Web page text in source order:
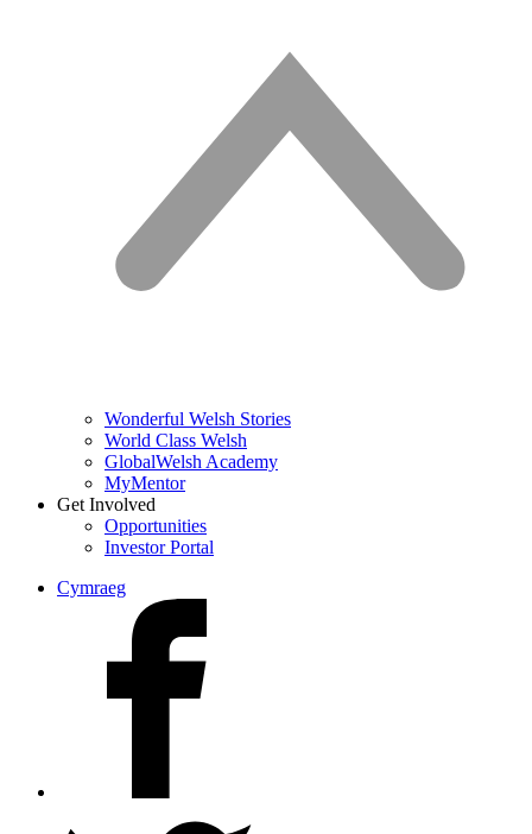
Wonderful Welsh Stories
World Class Welsh
GlobalWelsh Academy
MyMentor
Get Involved
Opportunities
Investor Portal
Cymraeg